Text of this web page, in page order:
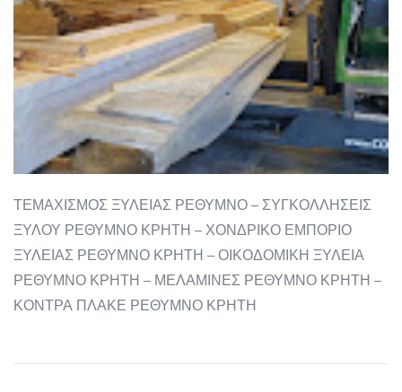
ΤΕΜΑΧΙΣΜΟΣ ΞΥΛΕΙΑΣ ΡΕΘΥΜΝΟ – ΣΥΓΚΟΛΛΗΣΕΙΣ
ΞΥΛΟΥ ΡΕΘΥΜΝΟ ΚΡΗΤΗ – ΧΟΝΔΡΙΚΟ ΕΜΠΟΡΙΟ
ΞΥΛΕΙΑΣ ΡΕΘΥΜΝΟ ΚΡΗΤΗ – ΟΙΚΟΔΟΜΙΚΗ ΞΥΛΕΙΑ
ΡΕΘΥΜΝΟ ΚΡΗΤΗ – ΜΕΛΑΜΙΝΕΣ ΡΕΘΥΜΝΟ ΚΡΗΤΗ –
ΚΟΝΤΡΑ ΠΛΑΚΕ ΡΕΘΥΜΝΟ ΚΡΗΤΗ